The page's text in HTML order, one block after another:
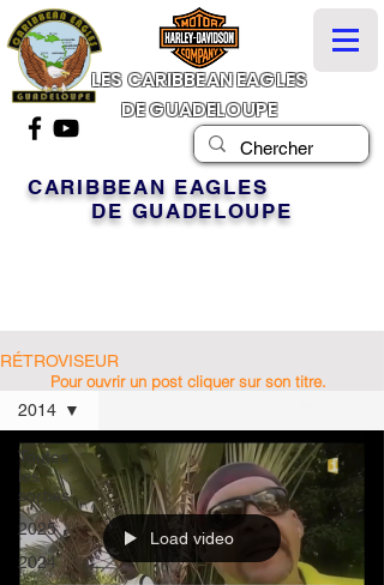
LES CARIBBEAN EAGLES
DE GUADELOUPE
CARIBBEAN EAGLES
DE GUADELOUPE
RÉTROVISEUR
Toutes
les
sorties
2025
2024
2014
Load video
Pour ouvrir un post cliquer sur son titre.